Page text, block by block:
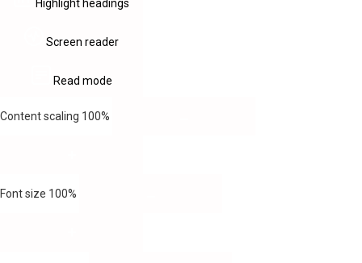
Highlight headings
Screen reader
Read mode
Content scaling 100%
Font size 100%